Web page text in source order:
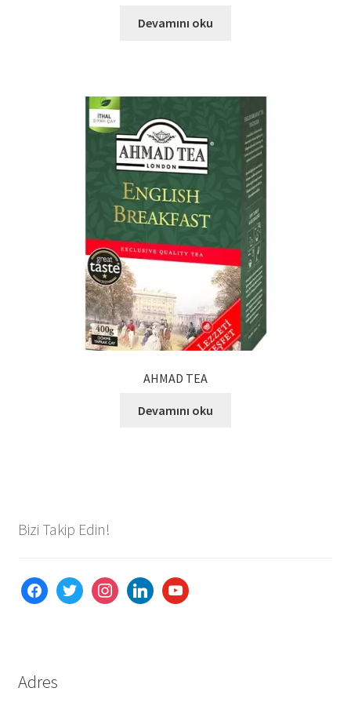
Devamını oku
AHMAD TEA
Devamını oku
Bizi Takip Edin!
facebooktwitter instagramlinkedinyoutube
Adres